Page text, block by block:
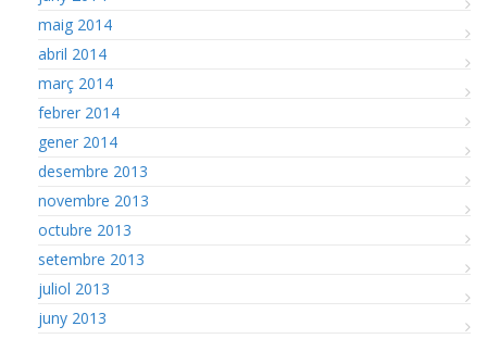
maig 2014
abril 2014
març 2014
febrer 2014
gener 2014
desembre 2013
novembre 2013
octubre 2013
setembre 2013
juliol 2013
juny 2013